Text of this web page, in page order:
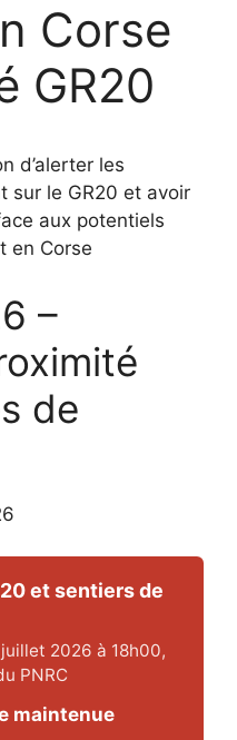
Corse
GR20
d’alerter les
sur le GR20 et avoir
aux potentiels
en Corse
–
de
et sentiers de
2026 à 18h00,
PNRC
maintenue